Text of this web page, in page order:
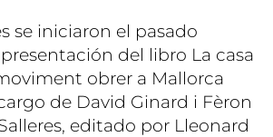
se iniciaron el pasado
del libro La casa
obrer a Mallorca
cargo de David Ginard i Fèron
editado por Lleonard